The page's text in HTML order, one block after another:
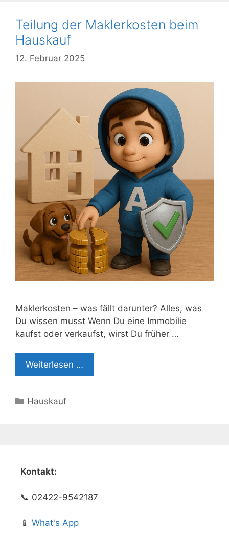
Teilung der Maklerkosten beim
Hauskauf
12. Februar 2025
Maklerkosten – was fällt darunter? Alles, was
Du wissen musst Wenn Du eine Immobilie
kaufst oder verkaufst, wirst Du früher …
Weiterlesen …
Kategorien
Hauskauf
Kontakt:
📞 02422-9542187
📱 What's App